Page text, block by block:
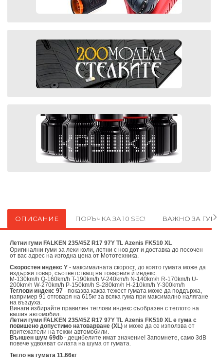
ОПИСАНИЕ ПОРЪЧКА ЗА 10 SEC! ВАЖНО ЗА
Летни гуми FALKEN 235/45Z R17 97Y TL Azenis FK510 XL
Оригинални гуми за леки коли, летни с нов дот и доставка до посочен
от вас адрес на изгодна цена от Мототехника.
Скоростен индекс Y - максималната скорост, до която гумата може да
издържи товар, съответстващ на товарния й индекс:
M-130km/h Q-160km/h T-190km/h V-240km/h N-140km/h R-170km/h U-
200km/h W-270km/h P-150km/h S-280km/h H-210km/h Y-300km/h
Теглови индекс 97 - показва каква тежест гумата може да поддържа,
например 91 отговаря на 615кг за всяка гума при максимално налягане
на въздуха.
Винаги избирайте правилен теглови индекс съобразен с теглото на
вашия автомобил.
Летни гуми FALKEN 235/45Z R17 97Y TL Azenis FK510 XL е гума с
повишено допустимо натоварване (XL) и може да се използва от
притежатели на тежки автомобили.
Външен шум 69db - децибелите имат значение! Запомнете, само 3dB
повече удвояват силата на шума от гумата.
Тегло на гумата 11.66кг